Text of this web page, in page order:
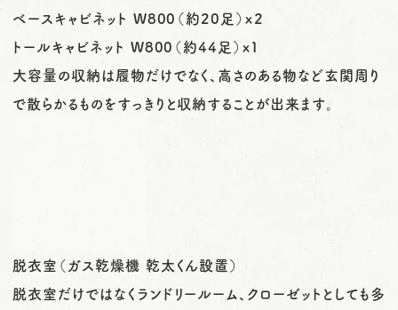
ベースキャビネット W800（約20足）x２
トールキャビネット W800（約44足）x１
大容量の収納は履物だけでなく、高さのある物など玄関周り
で散らかるものをすっきりと収納することが出来ます。
脱衣室（ガス乾燥機 乾太くん設置）
脱衣室だけではなくランドリールーム、クローゼットとしても多